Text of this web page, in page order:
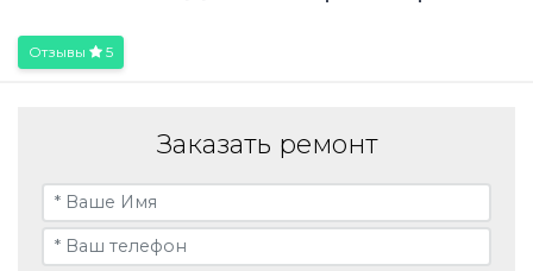
Отзывы 5
Заказать ремонт